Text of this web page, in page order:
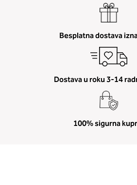
Besplatna dostava
Dostava u roku 3-14
100% sigurna